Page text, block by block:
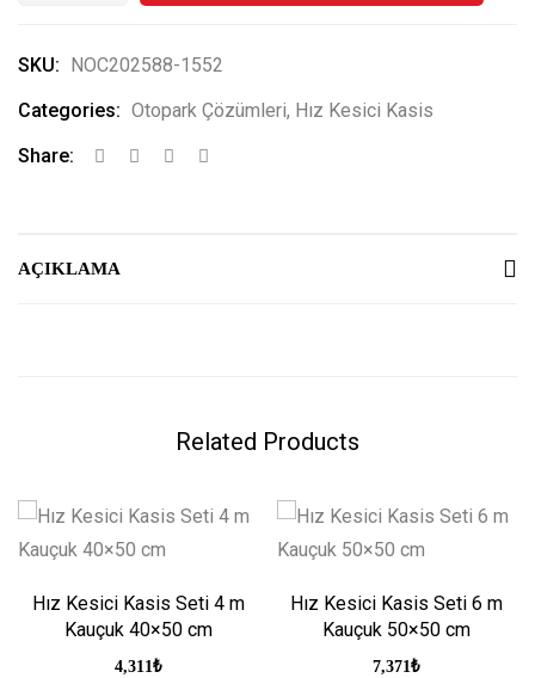
SKU: NOC202588-1552
Categories: Otopark Çözümleri, Hız Kesici Kasis
Share:
AÇIKLAMA
Related Products
Hız Kesici Kasis Seti 4 m
Kauçuk 40×50 cm
4,311 ₺
Hız Kesici Kasis Seti 6 m
Kauçuk 50×50 cm
7,371₺